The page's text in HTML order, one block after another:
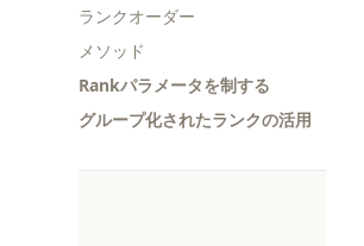
ランクオーダー
メソッド
Rankパラメータを制する
グループ化されたランクの活用